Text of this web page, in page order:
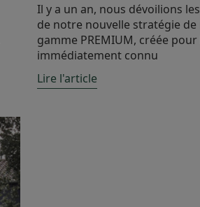
Il y a un an, nous dévoilions
de notre nouvelle stratégie de
gamme PREMIUM, créée pour
immédiatement connu
Lire l'article